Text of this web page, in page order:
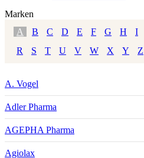
Marken
A
B C D E F G H I
R
S T U V W X Y Z
A. Vogel
Adler Pharma
AGEPHA Pharma
Agiolax